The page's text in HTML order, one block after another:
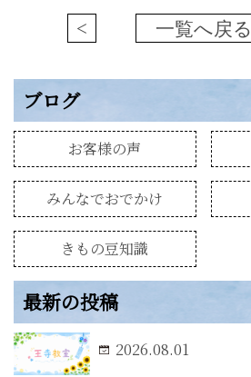
< 一覧へ戻る
ブログ
お客様の声
みんなでおでかけ
きもの豆知識
最新の投稿
2026.08.01